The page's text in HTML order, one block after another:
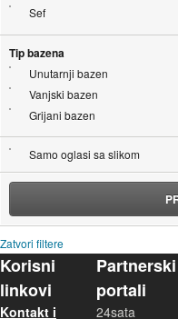
Sef
Tip bazena
Unutarnji bazen
Vanjski bazen
Grijani bazen
Samo oglasi sa slikom
Zatvori filtere
Korisni
linkovi
Kontakt i
Partnerski
portali
24sata